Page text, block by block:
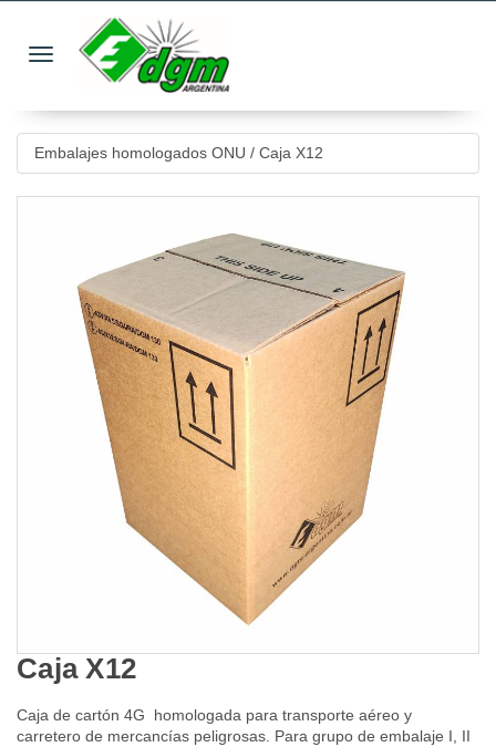
Toggle navigation
Embalajes homologados ONU / Caja X12
Caja X12
Caja de cartón 4G homologada para transporte aéreo y
carretero de mercancías peligrosas. Para grupo de embalaje I, II